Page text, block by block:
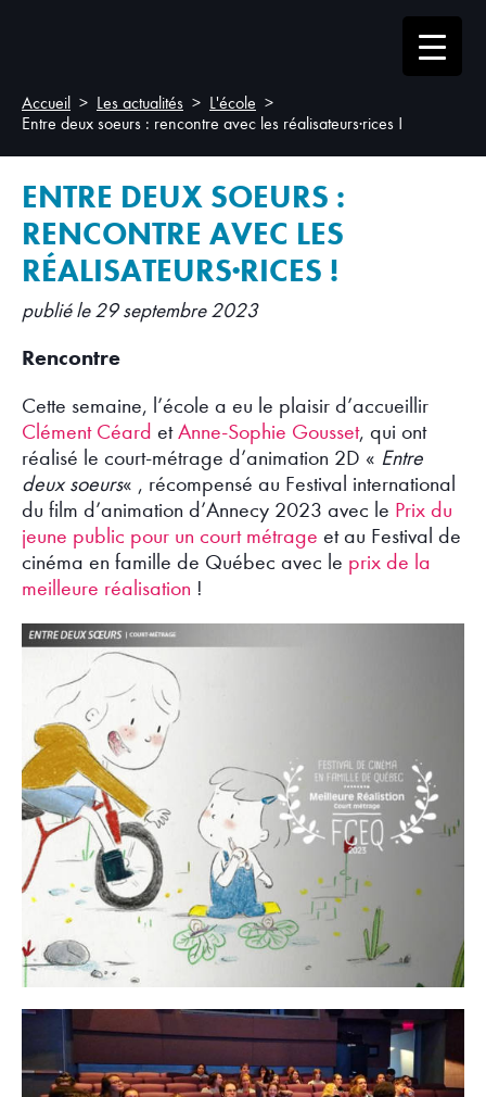
Accueil Les actualités
L'école
Entre deux soeurs : rencontre avec les réalisateurs·rices !
ENTRE DEUX SOEURS :
RENCONTRE AVEC LES
RÉALISATEURS·RICES !
publié le 29 septembre 2023
Rencontre
Cette semaine, l’école a eu le plaisir d’accueillir
ClémentCéard etAnne-Sophie Gousset, qui ont
réalisé le court-métrage d’animation 2D « Entre
deux soeurs« , récompensé au Festival international
du film d’animation d’Annecy 2023 avec le Prix du
jeune public pour un court métrage et au Festival de
cinéma en famille de Québec avec le prix de la
meilleure réalisation !